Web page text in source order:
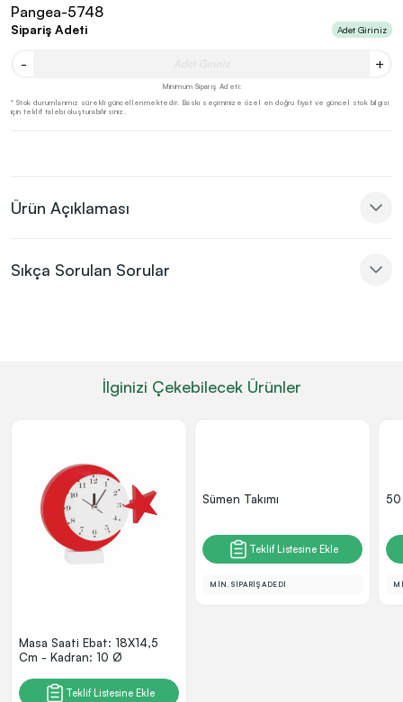
Pangea-5748
Sipariş Adeti Adet Giriniz
- +
Minimum Sipariş Adeti:
* Stok durumlarımız sürekli güncellenmektedir. Baskı seçiminize özel en doğru fiyat ve güncel stok bilgisi
için teklif talebi oluşturabilirsiniz.
Ürün Açıklaması
Sıkça Sorulan Sorular
İlginizi Çekebilecek Ürünler
Masa Saati Ebat: 18X14,5
Cm - Kadran: 10 Ø
Teklif Listesine Ekle
Sümen Takımı
Teklif Listesine Ekle
MİN. SİPARİŞ ADEDİ
50